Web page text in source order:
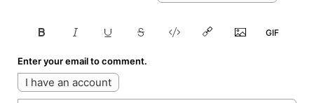
Enter your email to comment.
I have an account